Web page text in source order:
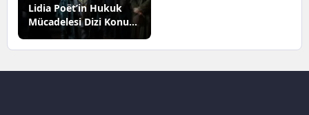
Lidia Poët’in Hukuk
Mücadelesi Dizi Konusu
ve Oyuncuları | Netflix